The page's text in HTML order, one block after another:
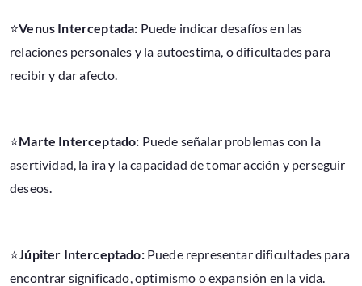
⭐Venus Interceptada: Puede indicar desafíos en las
relaciones personales y la autoestima, o dificultades para
recibir y dar afecto.
⭐Marte Interceptado: Puede señalar problemas con la
asertividad, la ira y la capacidad de tomar acción y perseguir
deseos.
⭐ Júpiter Interceptado: Puede representar dificultades para
encontrar significado, optimismo o expansión en la vida.